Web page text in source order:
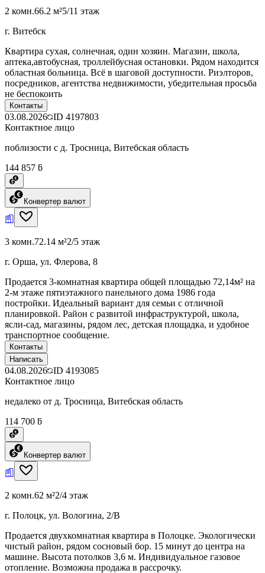
2 комн.66.2 м²5/11 этаж
г. Витебск
Квартира сухая, солнечная, один хозяин. Магазин, школа,
аптека,автобусная, троллейбусная остановки. Рядом находится
областная больница. Всё в шаговой доступности. Риэлторов,
посредников, агентства недвижимости, убедительная просьба
не беспокоить
Контакты
03.08.2026 ID 4197803
Контактное лицо
поблизости с д. Тросница, Витебская область
144 857 ƃ
Конвертер валют
3 комн.72.14 м²2/5 этаж
г. Орша, ул. Флерова, 8
Продается 3-комнатная квартира общей площадью 72,14м² на
2-м этаже пятиэтажного панельного дома 1986 года
постройки. Идеальный вариант для семьи с отличной
планировкой. Район с развитой инфраструктурой, школа,
ясли-сад, магазины, рядом лес, детская площадка, и удобное
транспортное сообщение.
Контакты
Написать
04.08.2026 ID 4193085
Контактное лицо
недалеко от д. Тросница, Витебская область
114 700 ƃ
Конвертер валют
2 комн.62 м²2/4 этаж
г. Полоцк, ул. Вологина, 2/В
Продается двухкомнатная квартира в Полоцке. Экологически
чистый район, рядом сосновый бор. 15 минут до центра на
машине. Высота потолков 3,6 м. Индивидуальное газовое
отопление. Возможна продажа в рассрочку.